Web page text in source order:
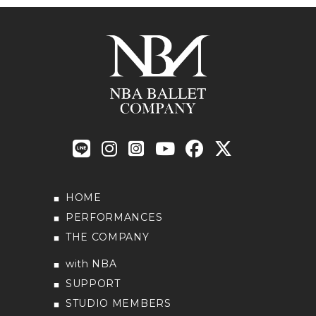
HOME
PERFORMANCES
THE COMPANY
with NBA
SUPPORT
STUDIO MEMBERS